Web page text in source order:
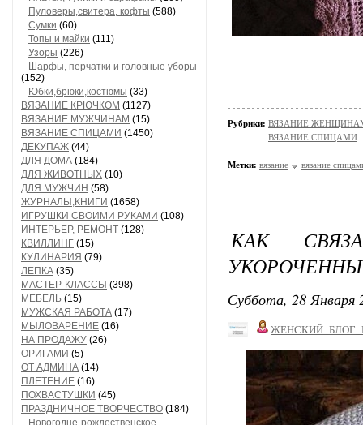
Пуловеры,свитера, кофты (588)
Сумки (60)
Топы и майки (111)
Узоры (226)
Шарфы, перчатки и головные уборы
(152)
Юбки,брюки,костюмы (33)
ВЯЗАНИЕ КРЮЧКОМ (1127)
ВЯЗАНИЕ МУЖЧИНАМ (15)
ВЯЗАНИЕ СПИЦАМИ (1450)
ДЕКУПАЖ (44)
ДЛЯ ДОМА (184)
ДЛЯ ЖИВОТНЫХ (10)
ДЛЯ МУЖЧИН (58)
ЖУРНАЛЫ,КНИГИ (1658)
ИГРУШКИ СВОИМИ РУКАМИ (108)
ИНТЕРЬЕР, РЕМОНТ (128)
КВИЛЛИНГ (15)
КУЛИНАРИЯ (79)
ЛЕПКА (35)
МАСТЕР-КЛАССЫ (398)
МЕБЕЛЬ (15)
МУЖСКАЯ РАБОТА (17)
МЫЛОВАРЕНИЕ (16)
НА ПРОДАЖУ (26)
ОРИГАМИ (5)
ОТ АДМИНА (14)
ПЛЕТЕНИЕ (16)
ПОХВАСТУШКИ (45)
ПРАЗДНИЧНОЕ ТВОРЧЕСТВО (184)
Новогодне-рождественское
Рубрики: ВЯЗАНИЕ
ВЯЗАНИЕ СПИЦАМИ
Метки: вязание вязание
КАК
Суббота, 28 Января